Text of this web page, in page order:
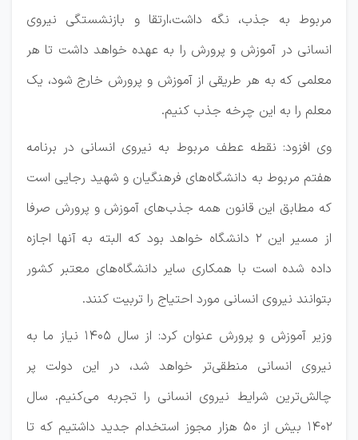
مربوط به جذب، نگه داشت،ارتقا و بازنشستگی نیروی
انسانی در آموزش و پرورش را به عهده خواهد داشت تا هر
معلمی که به هر طریقی از آموزش و پرورش خارج شود، یک
معلم را به این چرخه جذب کنیم.
وی افزود: نقطه عطف مربوط به نیروی انسانی در برنامه
هفتم مربوط به دانشگاه‌های فرهنگیان و شهید رجایی است
که مطابق این قانون همه جذب‌های آموزش و پرورش صرفا
از مسیر این ۲ دانشگاه خواهد بود که البته به آنها اجازه
داده شده است با همکاری سایر دانشگاه‌های معتبر کشور
بتوانند نیروی انسانی مورد احتیاج را تربیت کنند.
وزیر آموزش و پرورش عنوان کرد: از سال ۱۴۰۵ نیاز ما به
نیروی انسانی منطقی‌تر خواهد شد، در این دولت پر
چالش‌ترین شرایط نیروی انسانی را تجربه می‌کنیم. سال
۱۴۰۲ بیش از ۵۰ هزار مجوز استخدام جدید داشتیم که تا